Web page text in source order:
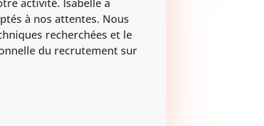
activité. Isabelle a
à nos attentes. Nous
recherchées et le
du recrutement sur